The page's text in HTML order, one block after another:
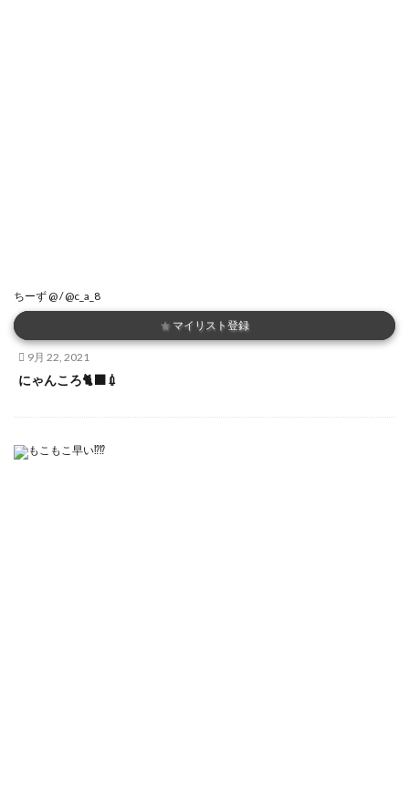
ちーず @ / @c_a_8
★ マイリスト登録
9月 22, 2021
にゃんころ🐈‍⬛💉